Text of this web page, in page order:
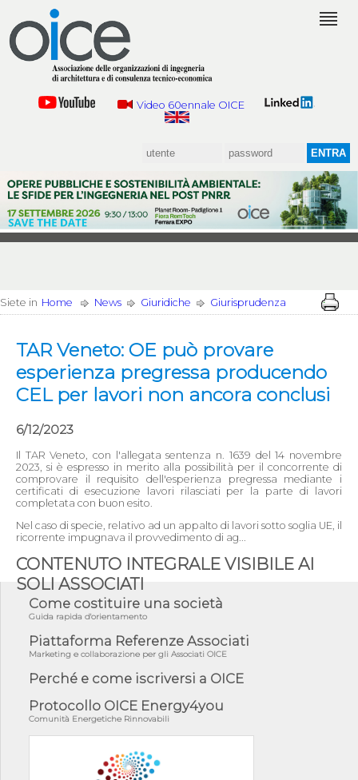
Video 60ennale OICE
Siete in Home News Giuridiche Giurisprudenza
TAR Veneto: OE può provare
esperienza pregressa producendo
CEL per lavori non ancora conclusi
6/12/2023
Il TAR Veneto, con l'allegata sentenza n. 1639 del 14 novembre
2023, si è espresso in merito alla possibilità per il concorrente di
comprovare il requisito dell'esperienza pregressa mediante i
certificati di esecuzione lavori rilasciati per la parte di lavori
completata con buon esito.
Nel caso di specie, relativo ad un appalto di lavori sotto soglia UE, il
ricorrente impugnava il provvedimento di ag...
CONTENUTO INTEGRALE VISIBILE AI
SOLI ASSOCIATI
Come costituire una società
Guida rapida d'orientamento
Piattaforma Referenze Associati
Marketing e collaborazione per gli Associati OICE
Perché e come iscriversi a OICE
Protocollo OICE Energy4you
Comunità Energetiche Rinnovabili